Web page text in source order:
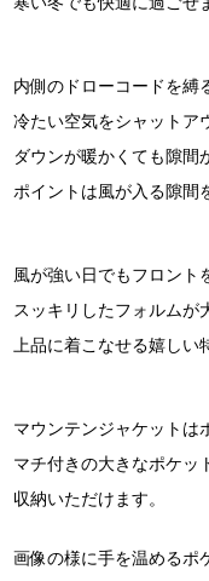
内側のドローコードを縛
冷たい空気をシャットア
ダウンが暖かくても隙間
ポイントは風が入る隙間
風が強い日でもフロント
スッキリしたフォルムが
上品に着こなせる嬉しい
マウンテンジャケットは
マチ付きの大きなポケッ
収納いただけます。
画像の様に手を温めるポ